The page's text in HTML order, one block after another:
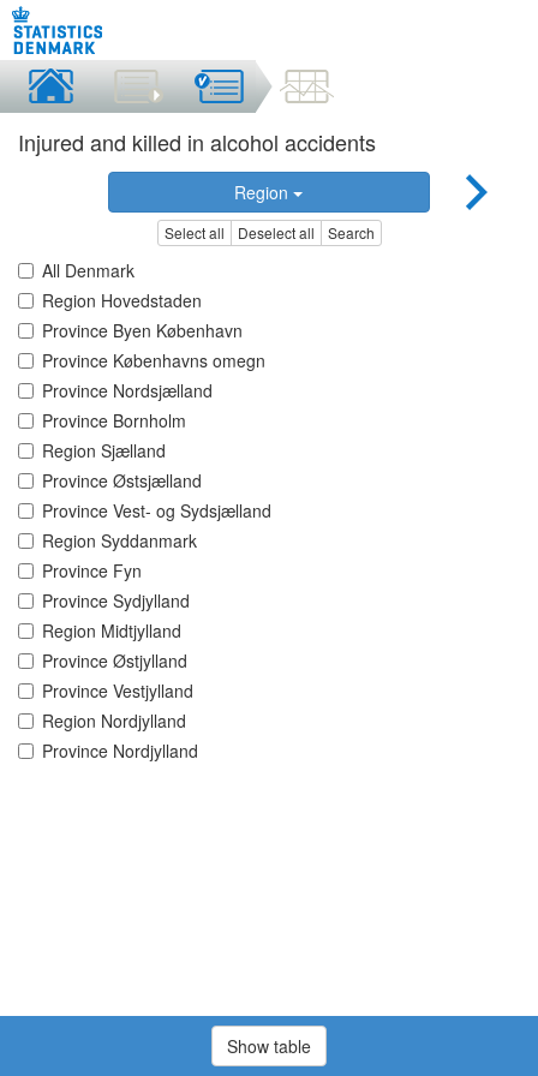
Injured and killed in alcohol accidents
Region
Select all Deselect all Search
All Denmark
Region Hovedstaden
Province Byen København
Province Københavns omegn
Province Nordsjælland
Province Bornholm
Region Sjælland
Province Østsjælland
Province Vest- og Sydsjælland
Region Syddanmark
Province Fyn
Province Sydjylland
Region Midtjylland
Province Østjylland
Province Vestjylland
Region Nordjylland
Province Nordjylland
Show table